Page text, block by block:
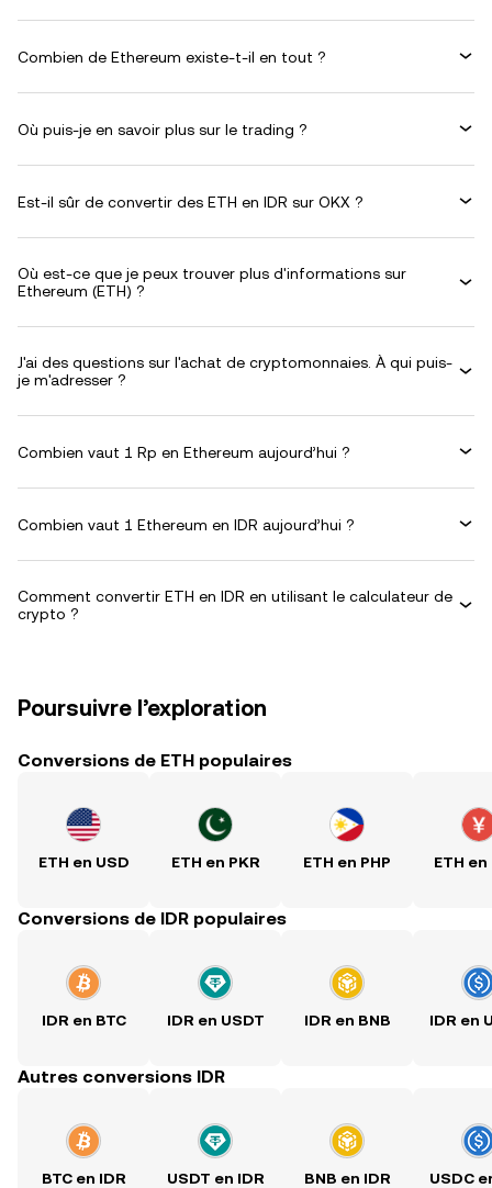
Combien de Ethereum existe-t-il en tout ?
Où puis-je en savoir plus sur le trading ?
Est-il sûr de convertir des ETH en IDR sur OKX ?
Où est-ce que je peux trouver plus d'informations sur
Ethereum (ETH) ?
J'ai des questions sur l'achat de cryptomonnaies. À qui puis-
je m'adresser ?
Combien vaut 1 Rp en Ethereum aujourd’hui ?
Combien vaut 1 Ethereum en IDR aujourd’hui ?
Comment convertir ETH en IDR en utilisant le calculateur de
crypto ?
Poursuivre l’exploration
Conversions de ETH populaires
ETH en USD ETH en PKR ETH en PHP ETH en
Conversions de IDR populaires
IDR en BTC IDR en USDT IDR en BNB IDR en
Autres conversions IDR
BTC en IDR USDT en IDR BNB en IDR USDC